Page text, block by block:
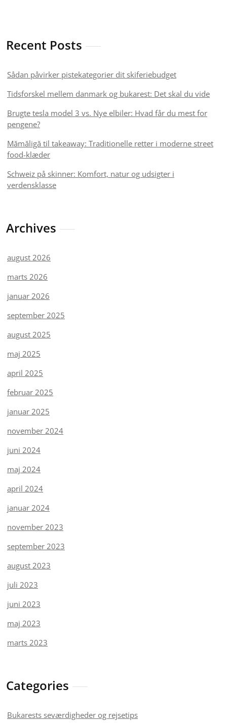
Recent Posts
Sådan påvirker pistekategorier dit skiferiebudget
Tidsforskel mellem danmark og bukarest: Det skal du vide
Brugte tesla model 3 vs. Nye elbiler: Hvad får du mest for
pengene?
Mămăligă til takeaway: Traditionelle retter i moderne street
food-klæder
Schweiz på skinner: Komfort, natur og udsigter i
verdensklasse
Archives
august 2026
marts 2026
januar 2026
september 2025
august 2025
maj 2025
april 2025
februar 2025
januar 2025
november 2024
juni 2024
maj 2024
april 2024
januar 2024
november 2023
september 2023
august 2023
juli 2023
juni 2023
maj 2023
marts 2023
Categories
Bukarests seværdigheder og rejsetips